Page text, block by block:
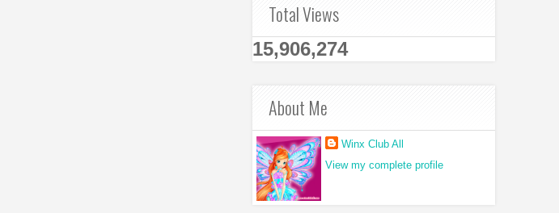
Total Views
15,906,274
About Me
Winx Club All
View my complete profile